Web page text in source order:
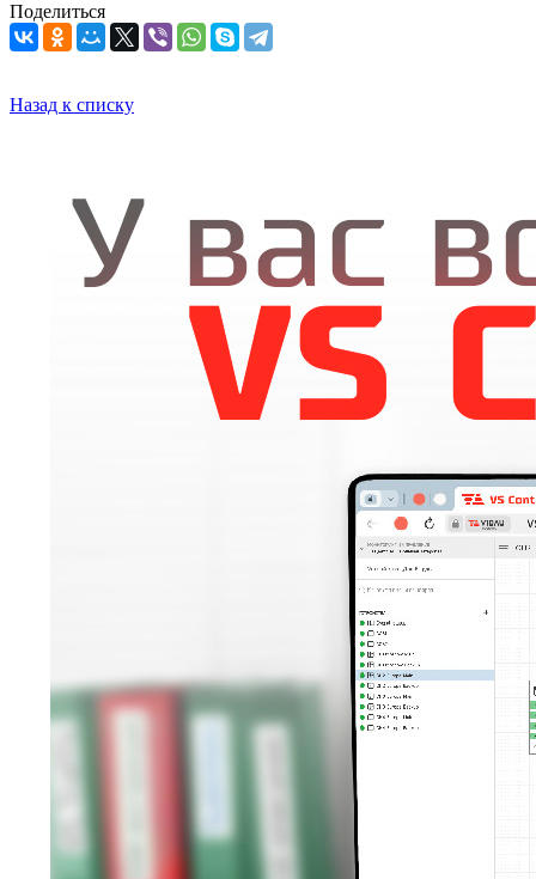
Поделиться
Назад к списку